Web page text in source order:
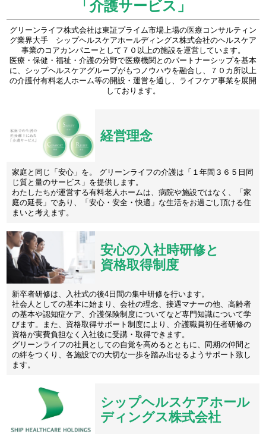
「介護サービス」
グリーンライフ株式会社は東証プライム市場上場の医療コンサルティン
グ業界大手 シップヘルスケアホールディングス株式会社のヘルスケア
事業のコアカンパニーとして７０以上の施設を運営しています。
医療・保健・福祉・介護の分野で医療機関とのパートナーシップを基本
に、シップヘルスケアグループがもつノウハウを融合し、７０カ所以上
の介護付有料老人ホーム等の開設・運営を通し、ライフケア事業を展開
しております。
経営理念
家庭と同じ「安心」を。 グリーンライフの介護は「１年間３６５日同
じ質と量のサービス」を提供します。
わたしたちが運営する有料老人ホームは、病院や施設ではなく、「家
庭の延長」であり、「安心・安全・快適」な生活をお過ごし頂ける住
まいと考えます。
安心の入社時研修と
資格取得制度
新卒者研修は、入社式の後4日間の集中研修を行います。
社会人としての基本に始まり、会社の理念、接遇マナーの他、高齢者
の基本や認知症ケア、介護保険制度についてなど専門知識について学
びます。また、資格取得サポート制度により、介護職員初任者研修の
資格が実費負担なく入社後に受講・取得できます。
グリーンライフの社員としての自覚を高めるとともに、同期の仲間と
の絆をつくり、各施設での大切な一歩を踏み出せるようサポート致し
ます。
シップヘルスケアホール
ディングス株式会社